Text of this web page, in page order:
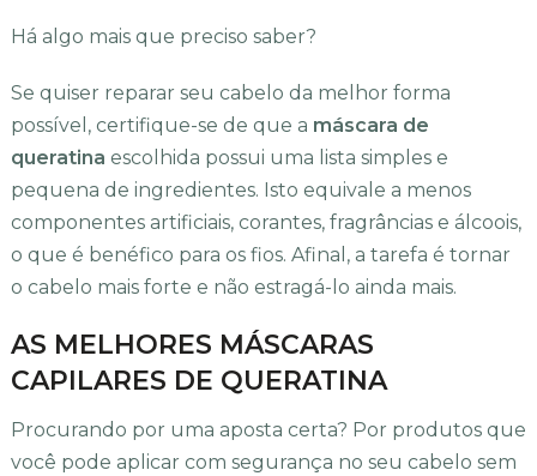
Há algo mais que preciso saber?
Se quiser reparar seu cabelo da melhor forma
possível, certifique-se de que a máscara de
queratina escolhida possui uma lista simples e
pequena de ingredientes. Isto equivale a menos
componentes artificiais, corantes, fragrâncias e álcoois,
o que é benéfico para os fios. Afinal, a tarefa é tornar
o cabelo mais forte e não estragá-lo ainda mais.
AS MELHORES MÁSCARAS
CAPILARES DE QUERATINA
Procurando por uma aposta certa? Por produtos que
você pode aplicar com segurança no seu cabelo sem